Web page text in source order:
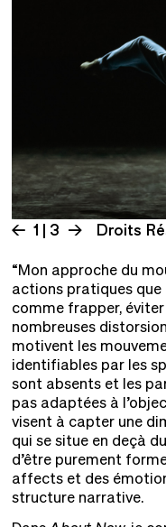
1 | 3 Droits
“Mon approche du
actions pratiques que
comme frapper, éviter
nombreuses
motivent les
identifiables par les
sont absents et les
pas adaptées à
visent à capter une
qui se situe en deçà
d’être purement
affects et des
structure narrative.